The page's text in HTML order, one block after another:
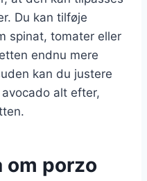
Du kan tilføje
spinat, tomater eller
endnu mere
kan du justere
alt efter,
om porzo